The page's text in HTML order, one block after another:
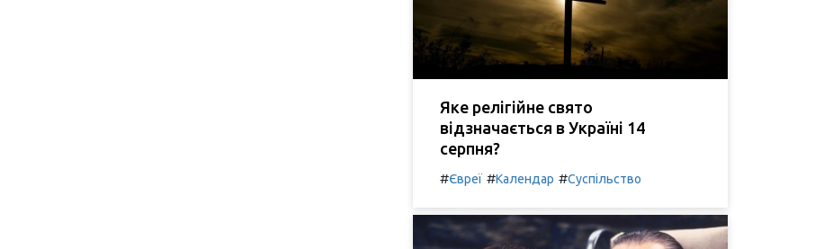
Яке релігійне свято
відзначається в Україні 14
серпня?
#Євреї #Календар #Суспільство